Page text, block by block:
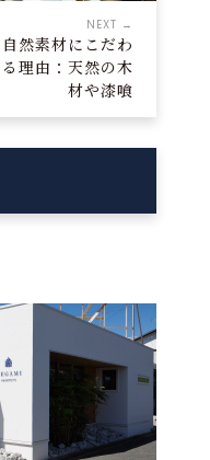
NEXT →
自然素材にこだわ
る理由：天然の木
材や漆喰